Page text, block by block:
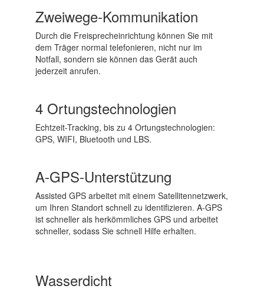
Zweiwege-Kommunikation
Durch die Freisprecheinrichtung können Sie mit
dem Träger normal telefonieren, nicht nur im
Notfall, sondern sie können das Gerät auch
jederzeit anrufen.
4 Ortungstechnologien
Echtzeit-Tracking, bis zu 4 Ortungstechnologien:
GPS, WIFI, Bluetooth und LBS.
A-GPS-Unterstützung
Assisted GPS arbeitet mit einem Satellitennetzwerk,
um Ihren Standort schnell zu identifizieren. A-GPS
ist schneller als herkömmliches GPS und arbeitet
schneller, sodass Sie schnell Hilfe erhalten.
Wasserdicht